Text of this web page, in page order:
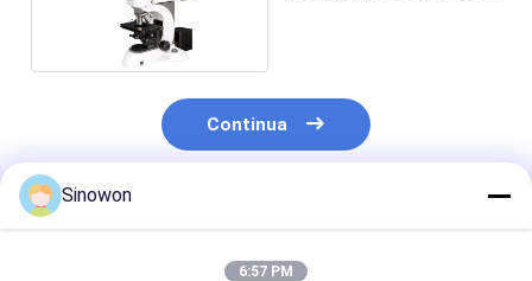
Continua
Prodotti Raccomandati
Sinowon
6:57 PM